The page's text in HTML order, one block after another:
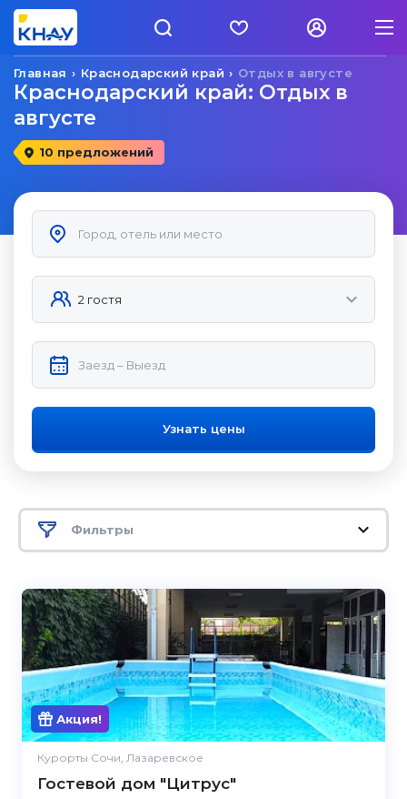
Отдых в августе
Краснодарский край
Главная
Краснодарский край: Отдых в
августе
10 предложений
Узнать цены
Фильтры
Акция!
Курорты Сочи, Лазаревское
Гостевой дом "Цитрус"
5.0